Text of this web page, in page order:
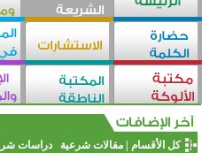
كل الأقسام |مقالات شرعية دراسات